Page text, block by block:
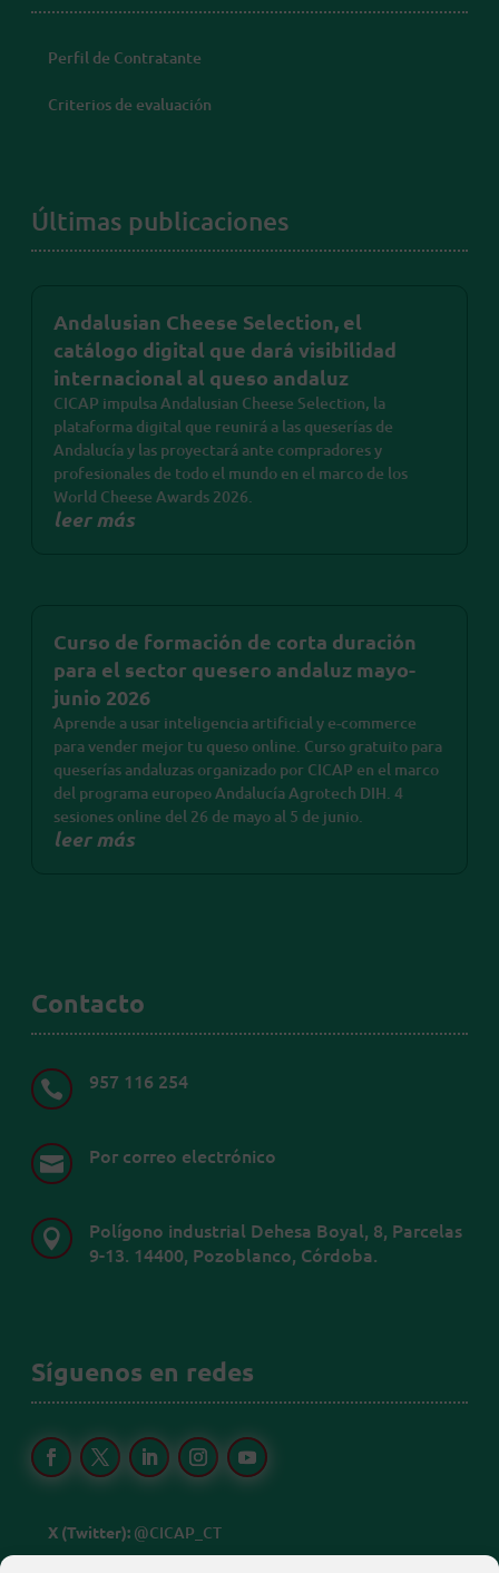
Perfil de Contratante
Criterios de evaluación
Últimas publicaciones
Andalusian Cheese Selection, el
catálogo digital que dará visibilidad
internacional al queso andaluz
CICAP impulsa Andalusian Cheese Selection, la
plataforma digital que reunirá a las queserías de
Andalucía y las proyectará ante compradores y
profesionales de todo el mundo en el marco de los
World Cheese Awards 2026.
leer más
Curso de formación de corta duración
para el sector quesero andaluz mayo-
junio 2026
Aprende a usar inteligencia artificial y e-commerce
para vender mejor tu queso online. Curso gratuito para
queserías andaluzas organizado por CICAP en el marco
del programa europeo Andalucía Agrotech DIH. 4
sesiones online del 26 de mayo al 5 de junio.
leer más
Contacto
 957 116 254
 Por correo electrónico

Polígono industrial Dehesa Boyal, 8, Parcelas
9-13. 14400, Pozoblanco, Córdoba.
Síguenos en redes
X (Twitter): @CICAP_CT